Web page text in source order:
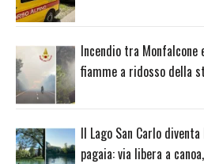
Incendio tra Monfalcone
fiamme a ridosso della
Il Lago San Carlo
pagaia: via libera a